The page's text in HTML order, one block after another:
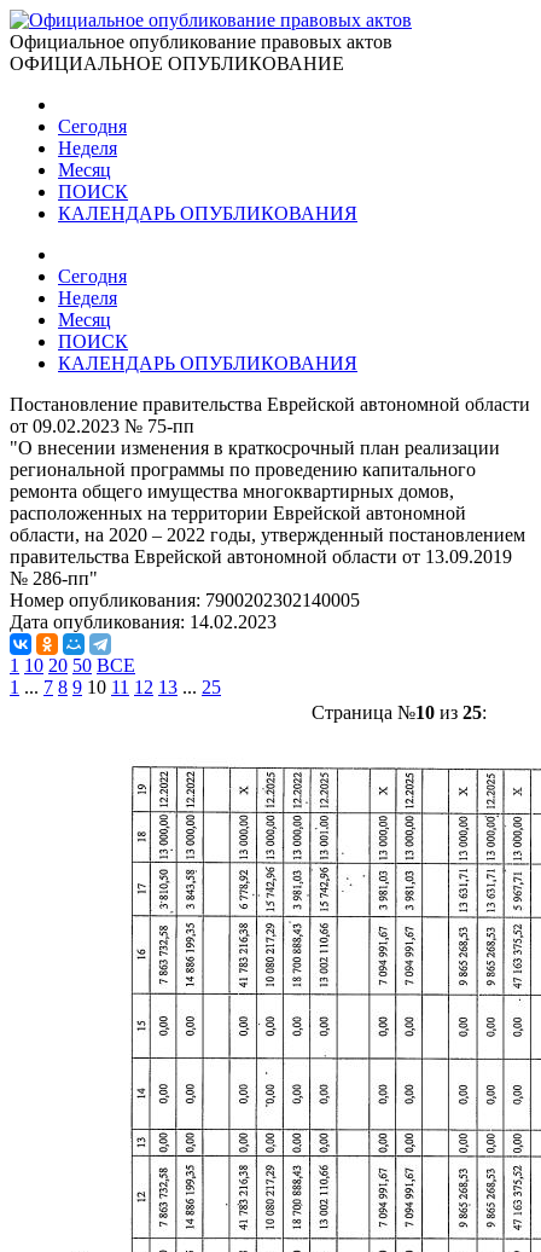
Официальное опубликование правовых актов
ОФИЦИАЛЬНОЕ ОПУБЛИКОВАНИЕ
Сегодня
Неделя
Месяц
ПОИСК
КАЛЕНДАРЬ ОПУБЛИКОВАНИЯ
Сегодня
Неделя
Месяц
ПОИСК
КАЛЕНДАРЬ ОПУБЛИКОВАНИЯ
Постановление правительства Еврейской автономной области
от 09.02.2023 № 75-пп
"О внесении изменения в краткосрочный план реализации
региональной программы по проведению капитального
ремонта общего имущества многоквартирных домов,
расположенных на территории Еврейской автономной
области, на 2020 – 2022 годы, утвержденный постановлением
правительства Еврейской автономной области от 13.09.2019
№ 286-пп"
Номер опубликования: 7900202302140005
Дата опубликования: 14.02.2023
1 10 20 50 ВСЕ
1 ... 7 8 9 10 11 12 13 ... 25
Страница №10 из 25: